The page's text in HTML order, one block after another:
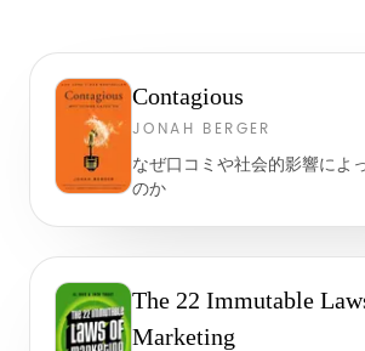
Contagious
JONAH BERGER
なぜ口コミや社会的影響によ
のか
The 22 Immutable
Marketing